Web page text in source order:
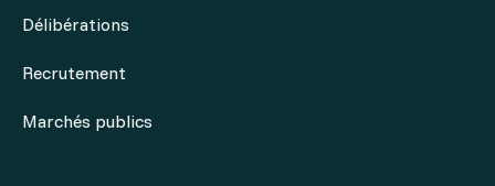
Délibérations
Recrutement
Marchés publics